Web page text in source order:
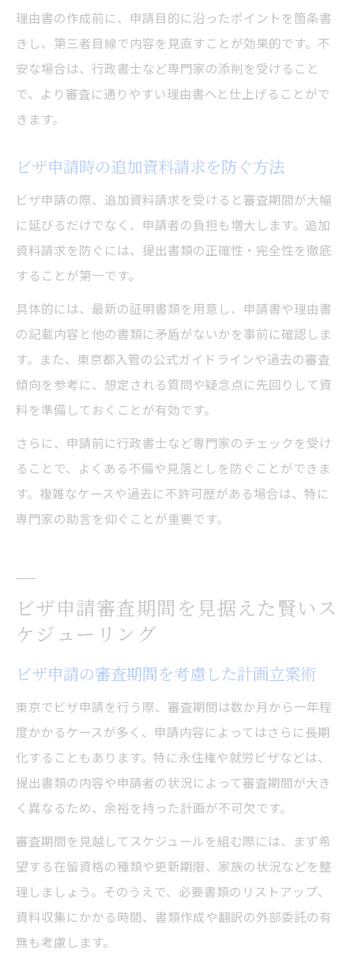
理由書の作成前に、申請目的に沿ったポイントを箇条書
きし、第三者目線で内容を見直すことが効果的です。不
安な場合は、行政書士など専門家の添削を受けること
で、より審査に通りやすい理由書へと仕上げることがで
きます。
ビザ申請時の追加資料請求を防ぐ方法
ビザ申請の際、追加資料請求を受けると審査期間が大幅
に延びるだけでなく、申請者の負担も増大します。追加
資料請求を防ぐには、提出書類の正確性・完全性を徹底
することが第一です。
具体的には、最新の証明書類を用意し、申請書や理由書
の記載内容と他の書類に矛盾がないかを事前に確認しま
す。また、東京都入管の公式ガイドラインや過去の審査
傾向を参考に、想定される質問や疑念点に先回りして資
料を準備しておくことが有効です。
さらに、申請前に行政書士など専門家のチェックを受け
ることで、よくある不備や見落としを防ぐことができま
す。複雑なケースや過去に不許可歴がある場合は、特に
専門家の助言を仰ぐことが重要です。
ビザ申請審査期間を見据えた賢いス
ケジューリング
ビザ申請の審査期間を考慮した計画立案術
東京でビザ申請を行う際、審査期間は数か月から一年程
度かかるケースが多く、申請内容によってはさらに長期
化することもあります。特に永住権や就労ビザなどは、
提出書類の内容や申請者の状況によって審査期間が大き
く異なるため、余裕を持った計画が不可欠です。
審査期間を見越してスケジュールを組む際には、まず希
望する在留資格の種類や更新期限、家族の状況などを整
理しましょう。そのうえで、必要書類のリストアップ、
資料収集にかかる時間、書類作成や翻訳の外部委託の有
無も考慮します。